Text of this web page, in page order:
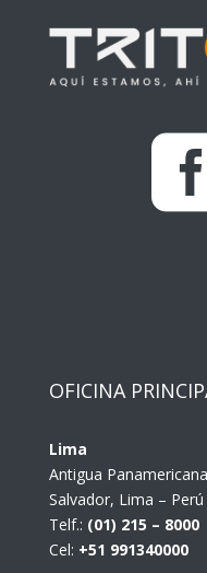
OFICINA
Lima
Antigua
Salvador, Lima – Perú
Telf.: (01) 215 – 8000
Cel: +51 991340000